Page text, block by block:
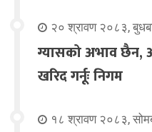
२० श्रावण २०८३,
ग्यासको अभाव छैन,
खरिद गर्नूः निगम
१८ श्रावण २०८३,